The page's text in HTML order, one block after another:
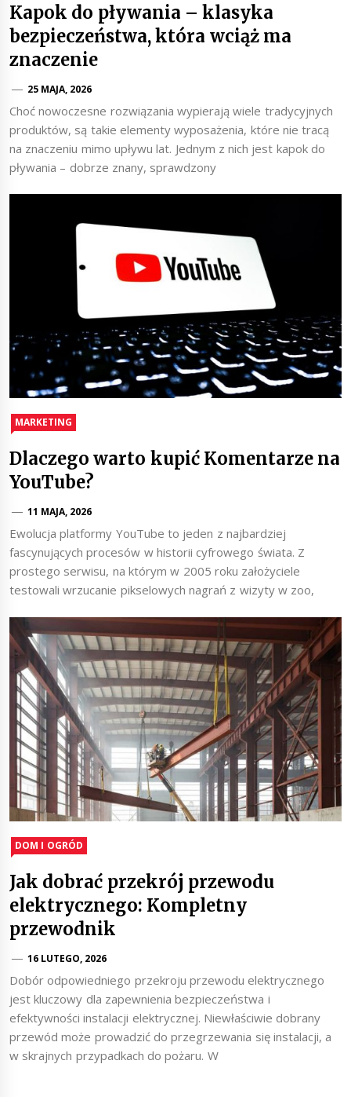
Kapok do pływania – klasyka
bezpieczeństwa, która wciąż ma
znaczenie
25 MAJA, 2026
Choć nowoczesne rozwiązania wypierają wiele tradycyjnych
produktów, są takie elementy wyposażenia, które nie tracą
na znaczeniu mimo upływu lat. Jednym z nich jest kapok do
pływania – dobrze znany, sprawdzony
MARKETING
Dlaczego warto kupić Komentarze na
YouTube?
11 MAJA, 2026
Ewolucja platformy YouTube to jeden z najbardziej
fascynujących procesów w historii cyfrowego świata. Z
prostego serwisu, na którym w 2005 roku założyciele
testowali wrzucanie pikselowych nagrań z wizyty w zoo,
DOM I OGRÓD
Jak dobrać przekrój przewodu
elektrycznego: Kompletny
przewodnik
16 LUTEGO, 2026
Dobór odpowiedniego przekroju przewodu elektrycznego
jest kluczowy dla zapewnienia bezpieczeństwa i
efektywności instalacji elektrycznej. Niewłaściwie dobrany
przewód może prowadzić do przegrzewania się instalacji, a
w skrajnych przypadkach do pożaru. W